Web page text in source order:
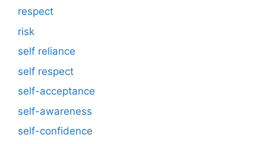
respect
risk
self reliance
self respect
self-acceptance
self-awareness
self-confidence